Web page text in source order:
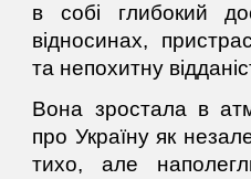
в собі глибокий
відносинах,
та непохитну
Вона зростала в
про Україну як
тихо, але